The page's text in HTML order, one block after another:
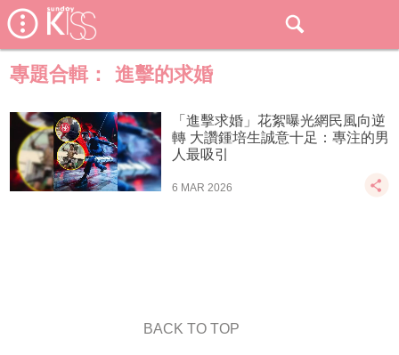
專題合輯： 進擊的求婚
「進擊求婚」花絮曝光網民風向逆
轉 大讚鍾培生誠意十足：專注的男
人最吸引
6 MAR 2026
BACK TO TOP